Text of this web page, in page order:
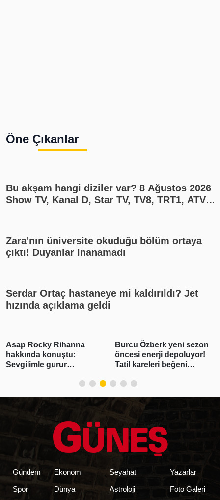
Öne Çıkanlar
Bu akşam hangi diziler var? 8 Ağustos 2026
Show TV, Kanal D, Star TV, TV8, TRT1, ATV
Zara'nın üniversite okuduğu bölüm ortaya
çıktı! Duyanlar inanamadı
Serdar Ortaç hastaneye mi kaldırıldı? Jet
hızında açıklama geldi
Asap Rocky Rihanna
hakkında konuştu:
Sevgilimle gurur
Burcu Özberk yeni sezon
öncesi enerji depoluyor!
Tatil kareleri beğeni
Gündem
Spor
Ekonomi
Dünya
Seyahat
Astroloji
Yazarlar
Foto Galeri